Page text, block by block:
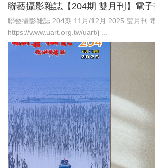
聯藝攝影雜誌【204期 雙月刊】電
聯藝攝影雜誌 204期 11月/12月 2025 雙月刊
https://www.uart.org.tw/uart/j ...